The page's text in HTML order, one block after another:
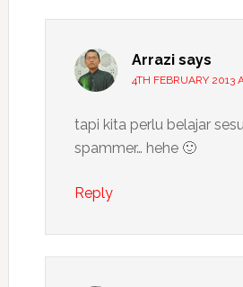
Arrazi says
4TH FEBRUARY 2013
tapi kita perlu belajar
spammer… hehe 🙂
Reply